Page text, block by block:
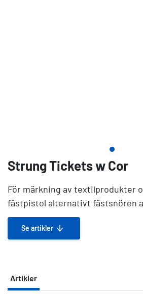
Strung Tickets w Cor
För märkning av textilprodukter
fästpistol alternativt fästsnören
Se artikler
Artikler